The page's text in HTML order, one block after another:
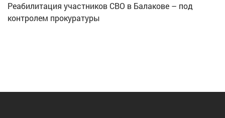
Реабилитация участников СВО в Балакове – под
контролем прокуратуры